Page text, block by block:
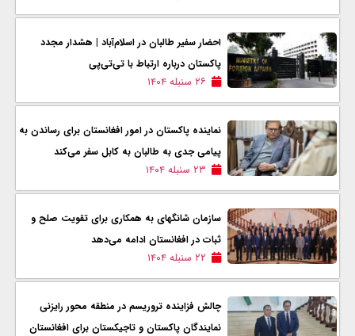
احضار سفیر طالبان در اسلام‌آباد | هشدار مجدد
پاکستان درباره ارتباط با تی‌تی‌پی
۲۶ سنبله ۱۴۰۴
نماینده پاکستان در امور افغانستان برای رساندن به
پیامی جدی به طالبان به کابل سفر می‌کند
۲۳ سنبله ۱۴۰۴
سازمان شانگهای به همکاری برای تقویت صلح و
ثبات در افغانستان ادامه می‌دهد
۲۲ سنبله ۱۴۰۴
چالش فزاینده تروریسم در منطقه محور رایزنی
نمایندگان پاکستان و تاجیکستان برای افغانستان